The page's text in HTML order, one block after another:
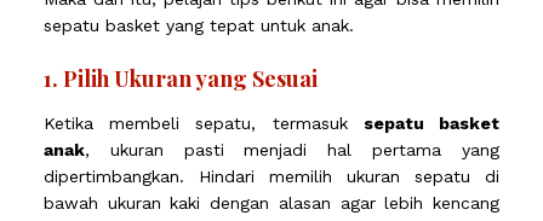
sepatu basket yang tepat untuk anak.
1. Pilih Ukuran yang Sesuai
Ketika membeli sepatu, termasuk sepatu basket
anak, ukuran pasti menjadi hal pertama yang
dipertimbangkan. Hindari memilih ukuran sepatu di
bawah ukuran kaki dengan alasan agar lebih kencang